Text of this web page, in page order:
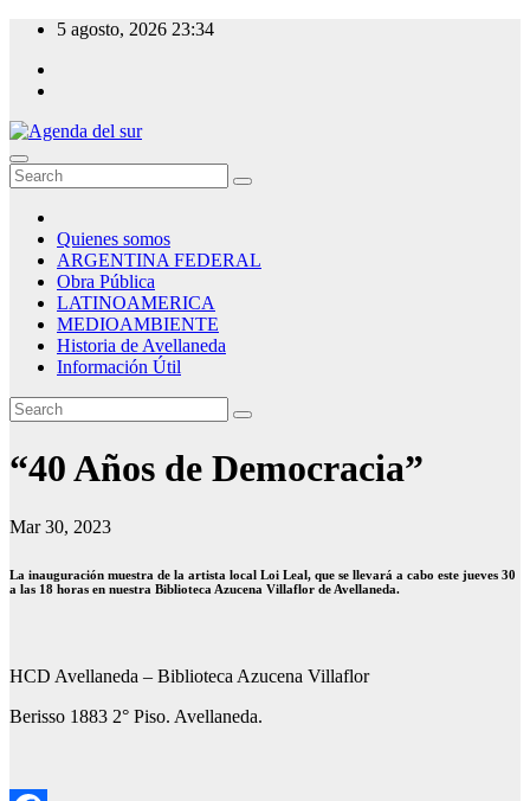
Skip
content
5 agosto, 2026 23:34
Agenda del sur
Quienes somos
ARGENTINA FEDERAL
Obra Pública
LATINOAMERICA
MEDIOAMBIENTE
Historia de Avellaneda
Información Útil
“40 Años de Democracia”
Mar 30, 2023
La inauguración muestra de la artista local Loi Leal, que se llevará a cabo este jueves 30
a las 18 horas en nuestra Biblioteca Azucena Villaflor de Avellaneda.
HCD Avellaneda – Biblioteca Azucena Villaflor
Berisso 1883 2° Piso. Avellaneda.